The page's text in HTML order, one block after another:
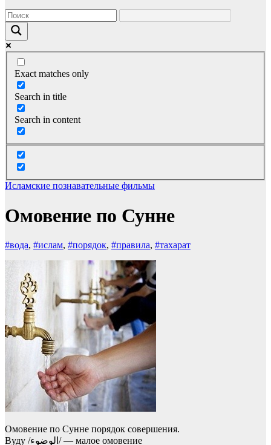
Exact matches only
Search in title
Search in content
Исламские познавательные фильмы
Омовение по Сунне
#вода, #ислам, #порядок, #правила, #тахарат
Омовение по Cунне порядок совершения.
Вуду /الوضوء/ — малое омовение